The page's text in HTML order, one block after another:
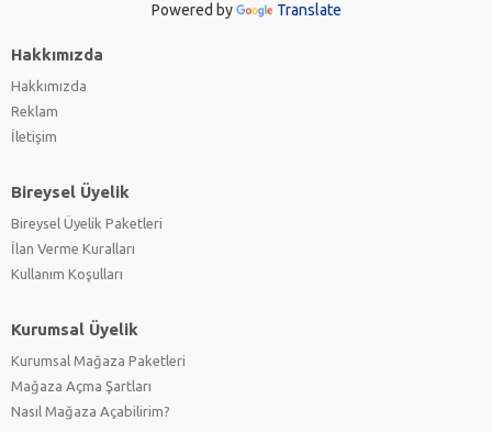
Powered by Translate
Hakkımızda
Hakkımızda
Reklam
İletişim
Bireysel Üyelik
Bireysel Üyelik Paketleri
İlan Verme Kuralları
Kullanım Koşulları
Kurumsal Üyelik
Kurumsal Mağaza Paketleri
Mağaza Açma Şartları
Nasıl Mağaza Açabilirim?